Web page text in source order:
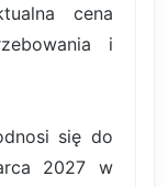
cena
i
się do
2027 w